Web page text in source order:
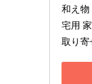
和え物
宅用
取り寄